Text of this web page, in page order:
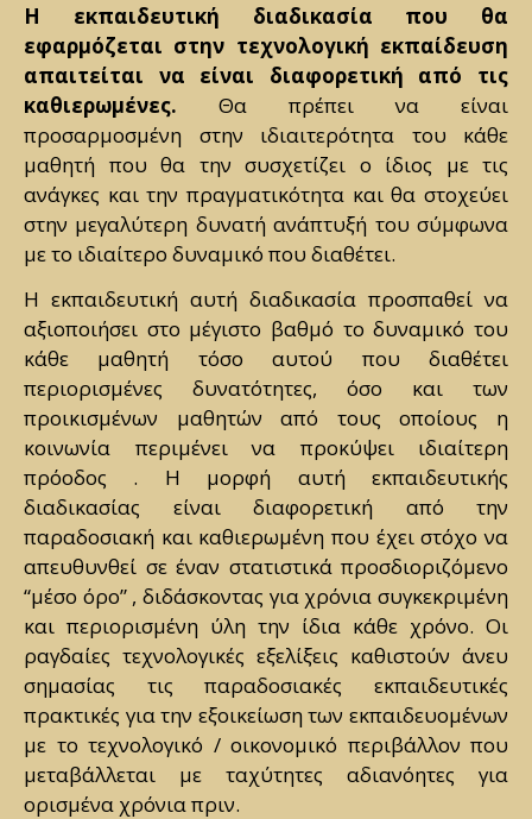
Η εκπαιδευτική διαδικασία που θα
εφαρμόζεται στην τεχνολογική εκπαίδευση
απαιτείται να είναι διαφορετική από τις
καθιερωμένες. Θα πρέπει να είναι
προσαρμοσμένη στην ιδιαιτερότητα του κάθε
μαθητή που θα την συσχετίζει ο ίδιος με τις
ανάγκες και την πραγματικότητα και θα στοχεύει
στην μεγαλύτερη δυνατή ανάπτυξή του σύμφωνα
με το ιδιαίτερο δυναμικό που διαθέτει.
Η εκπαιδευτική αυτή διαδικασία προσπαθεί να
αξιοποιήσει στο μέγιστο βαθμό το δυναμικό του
κάθε μαθητή τόσο αυτού που διαθέτει
περιορισμένες δυνατότητες, όσο και των
προικισμένων μαθητών από τους οποίους η
κοινωνία περιμένει να προκύψει ιδιαίτερη
πρόοδος . Η μορφή αυτή εκπαιδευτικής
διαδικασίας είναι διαφορετική από την
παραδοσιακή και καθιερωμένη που έχει στόχο να
απευθυνθεί σε έναν στατιστικά προσδιοριζόμενο
“μέσο όρο” , διδάσκοντας για χρόνια συγκεκριμένη
και περιορισμένη ύλη την ίδια κάθε χρόνο. Οι
ραγδαίες τεχνολογικές εξελίξεις καθιστούν άνευ
σημασίας τις παραδοσιακές εκπαιδευτικές
πρακτικές για την εξοικείωση των εκπαιδευομένων
με το τεχνολογικό / οικονομικό περιβάλλον που
μεταβάλλεται με ταχύτητες αδιανόητες για
ορισμένα χρόνια πριν.